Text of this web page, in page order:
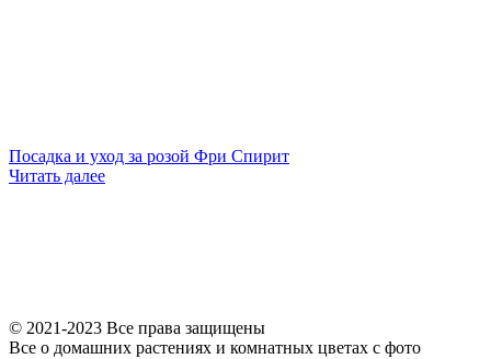
Посадка и уход за розой Фри Спирит
Читать далее
© 2021-2023 Все права защищены
Все о домашних растениях и комнатных цветах с фото